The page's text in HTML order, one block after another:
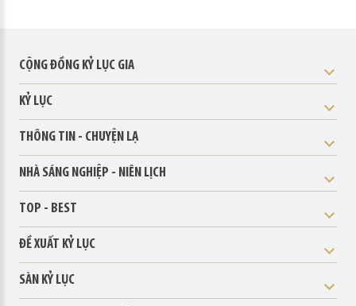
CỘNG ĐỒNG KỶ LỤC GIA
KỶ LỤC
THÔNG TIN - CHUYỆN LẠ
NHÀ SÁNG NGHIỆP - NIÊN LỊCH
TOP - BEST
ĐỀ XUẤT KỶ LỤC
SÀN KỶ LỤC